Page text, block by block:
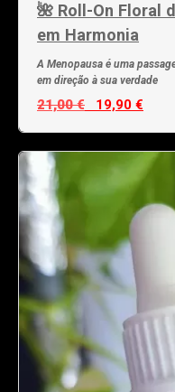
🌺 Roll-On Floral
em Harmonia
A Menopausa é uma
em direção à sua verdade
21,00 € 19,90 €